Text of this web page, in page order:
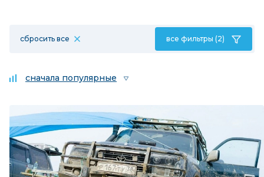
сбросить все все фильтры (2)
сначала популярные